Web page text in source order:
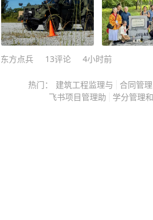
洞，总算是保住了剩下的积蓄和
钱，可一想到亲戚朋友、同事领
后在当地根本抬不起头，哪还有
种要面子的心理，吃准了他不敢
应过来，对方就发来了他刚才
机里全部通讯录的截图。之前
东方点兵 13评论 4小时前
热门： 建筑工程监理与 合同管
飞书项目管理助
学分管理